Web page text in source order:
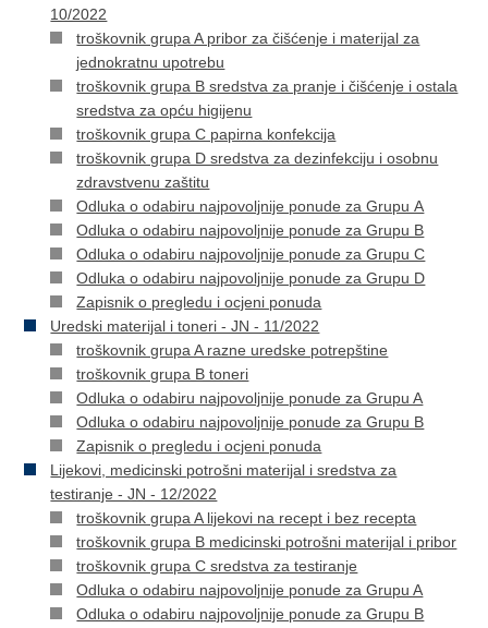
10/2022
troškovnik grupa A pribor za čišćenje i materijal za
jednokratnu upotrebu
troškovnik grupa B sredstva za pranje i čišćenje i ostala
sredstva za opću higijenu
troškovnik grupa C papirna konfekcija
troškovnik grupa D sredstva za dezinfekciju i osobnu
zdravstvenu zaštitu
Odluka o odabiru najpovoljnije ponude za Grupu A
Odluka o odabiru najpovoljnije ponude za Grupu B
Odluka o odabiru najpovoljnije ponude za Grupu C
Odluka o odabiru najpovoljnije ponude za Grupu D
Zapisnik o pregledu i ocjeni ponuda
Uredski materijal i toneri - JN - 11/2022
troškovnik grupa A razne uredske potrepštine
troškovnik grupa B toneri
Odluka o odabiru najpovoljnije ponude za Grupu A
Odluka o odabiru najpovoljnije ponude za Grupu B
Zapisnik o pregledu i ocjeni ponuda
Lijekovi, medicinski potrošni materijal i sredstva za
testiranje - JN - 12/2022
troškovnik grupa A lijekovi na recept i bez recepta
troškovnik grupa B medicinski potrošni materijal i pribor
troškovnik grupa C sredstva za testiranje
Odluka o odabiru najpovoljnije ponude za Grupu A
Odluka o odabiru najpovoljnije ponude za Grupu B